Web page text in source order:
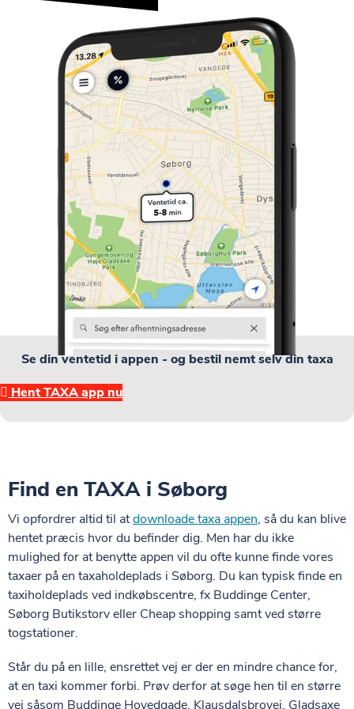
Se din ventetid i appen - og bestil nemt selv din taxa
Hent TAXA app nu
Find en TAXA i Søborg
Vi opfordrer altid til atdownloade taxa appen, så du kan blive
hentet præcis hvor du befinder dig. Men har du ikke
mulighed for at benytte appen vil du ofte kunne finde vores
taxaer på en taxaholdeplads i Søborg. Du kan typisk finde en
taxiholdeplads ved indkøbscentre, fx Buddinge Center,
Søborg Butikstorv eller Cheap shopping samt ved større
togstationer.
Står du på en lille, ensrettet vej er der en mindre chance for,
at en taxi kommer forbi. Prøv derfor at søge hen til en større
vej såsom Buddinge Hovedgade, Klausdalsbrovej, Gladsaxe